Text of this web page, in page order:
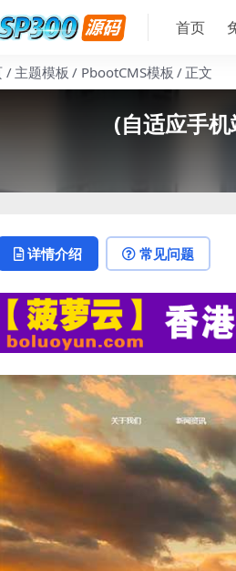
首页
主题模板 PbootCMS模板 正文
(自适应手
详情介绍 常见问题